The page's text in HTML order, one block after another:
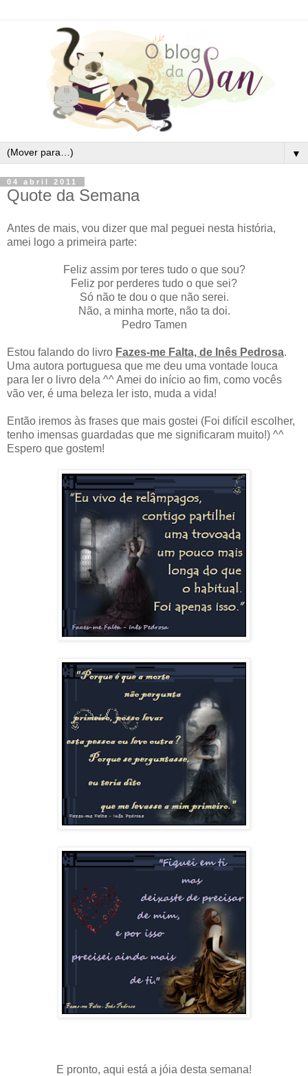
▼
04 abril 2011
Quote da Semana
Antes de mais, vou dizer que mal peguei nesta história,
amei logo a primeira parte:
Feliz assim por teres tudo o que sou?
Feliz por perderes tudo o que sei?
Só não te dou o que não serei.
Não, a minha morte, não ta doi.
Pedro Tamen
Estou falando do livro Fazes-me Falta, de Inês Pedrosa.
Uma autora portuguesa que me deu uma vontade louca
para ler o livro dela ^^ Amei do início ao fim, como vocês
vão ver, é uma beleza ler isto, muda a vida!
Então iremos às frases que mais gostei (Foi difícil escolher,
tenho imensas guardadas que me significaram muito!) ^^
Espero que gostem!
E pronto, aqui está a jóia desta semana!